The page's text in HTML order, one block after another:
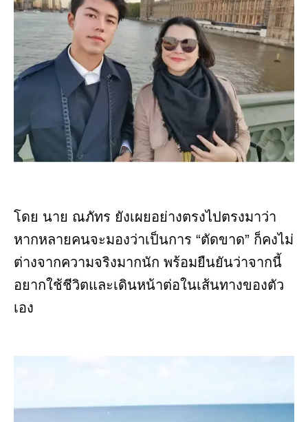
โดย นาย ณภัทร ยังเผยอย่างตรงไปตรงมาว่า
หากหลายคนจะมองว่าเป็นการ “ตัดขาด” ก็คงไม่
ต่างจากความจริงมากนัก พร้อมยืนยันว่าจากนี้
อยากใช้ชีวิตและเดินหน้าต่อในเส้นทางของตัว
เอง